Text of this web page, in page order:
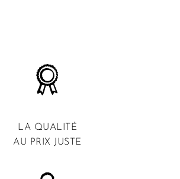
LA QUALITÉ
AU PRIX JUSTE